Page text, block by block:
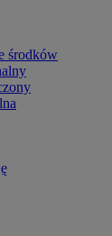
środków